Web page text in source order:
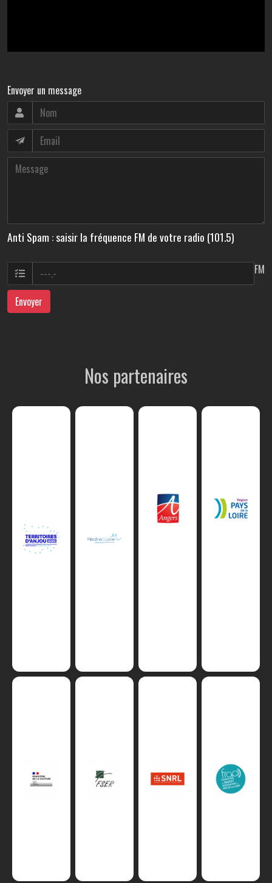
Envoyer un message
Anti Spam : saisir la fréquence FM de votre radio (101.5)
FM
Envoyer
Nos partenaires